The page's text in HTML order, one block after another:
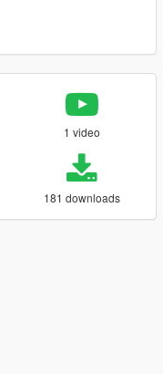
1 video
181 downloads